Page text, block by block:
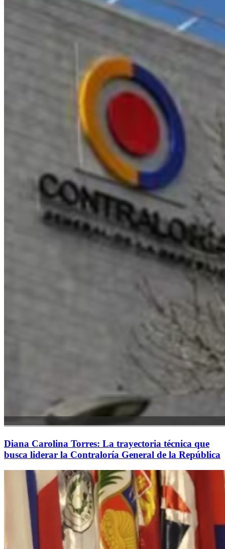
Diana Carolina Torres: La trayectoria técnica que
busca liderar la Contraloría General de la República